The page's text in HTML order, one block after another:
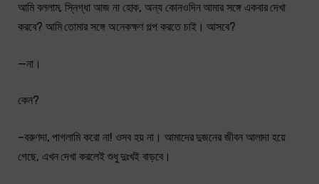
আমি বললাম, স্নিগ্ধা আজ না হোক, অন্য কোনওদিন আমার সঙ্গে একবার দেখা
করবে? আমি তোমার সঙ্গে অনেকক্ষণ গল্প করতে চাই। আসবে?
—না।
কেন?
–বরুণদা, পাগলামি করো না! ওসব হয় না। আমাদের দুজনের জীবন আলাদা হয়ে
গেছে, এখন দেখা করলেই শুধু দুঃখই বাড়বে।